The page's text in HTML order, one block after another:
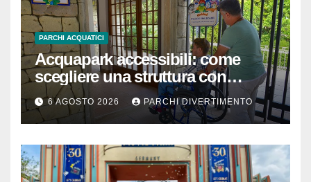
PARCHI ACQUATICI
Acquapark accessibili: come
scegliere una struttura con
passeggino o sedia a rotelle
6 AGOSTO 2026 PARCHI DIVERTIMENTO